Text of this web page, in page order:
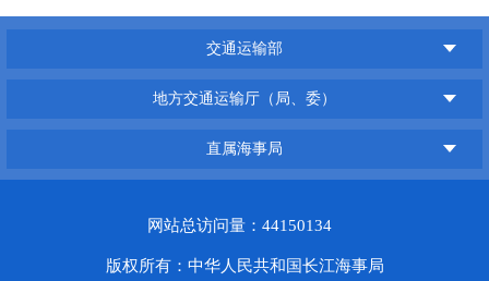
交通运输部
地方交通运输厅（局、委）
直属海事局
网站总访问量：44150134
版权所有：中华人民共和国长江海事局